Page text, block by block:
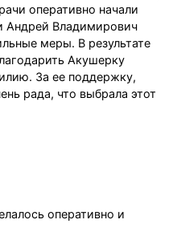
оперативно начали
Андрей Владимирович
меры. В результате
Акушерку
За ее поддержку,
рада, что выбрала этот
оперативно и